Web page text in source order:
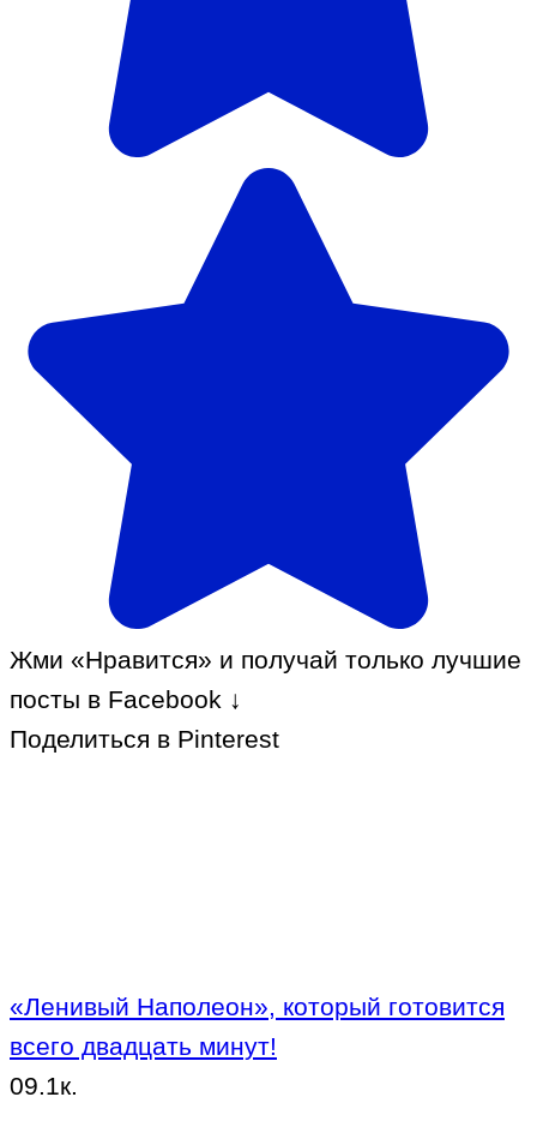
Жми «Нравится» и получай только лучшие
посты в Facebook ↓
Поделиться в Pinterest
«Ленивый Наполеон», который готовится
всего двадцать минут!
09.1к.